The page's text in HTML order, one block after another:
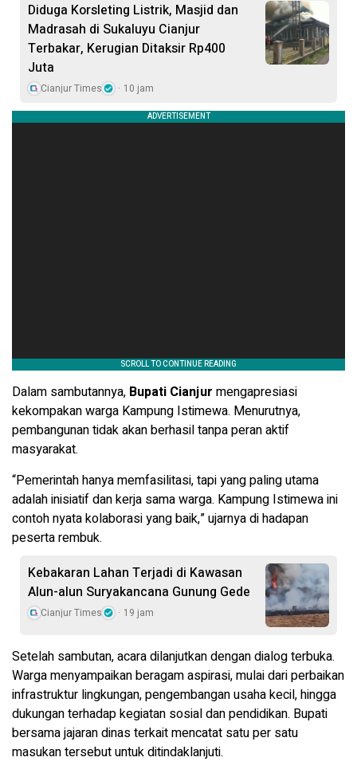
Diduga Korsleting Listrik, Masjid dan
Madrasah di Sukaluyu Cianjur
Terbakar, Kerugian Ditaksir Rp400
Juta
Cianjur Times 10 jam
Dalam sambutannya, Bupati Cianjur mengapresiasi
kekompakan warga Kampung Istimewa. Menurutnya,
pembangunan tidak akan berhasil tanpa peran aktif
masyarakat.
“Pemerintah hanya memfasilitasi, tapi yang paling utama
adalah inisiatif dan kerja sama warga. Kampung Istimewa ini
contoh nyata kolaborasi yang baik,” ujarnya di hadapan
peserta rembuk.
Kebakaran Lahan Terjadi di Kawasan
Alun-alun Suryakancana Gunung Gede
Cianjur Times 19 jam
Setelah sambutan, acara dilanjutkan dengan dialog terbuka.
Warga menyampaikan beragam aspirasi, mulai dari perbaikan
infrastruktur lingkungan, pengembangan usaha kecil, hingga
dukungan terhadap kegiatan sosial dan pendidikan. Bupati
bersama jajaran dinas terkait mencatat satu per satu
masukan tersebut untuk ditindaklanjuti.